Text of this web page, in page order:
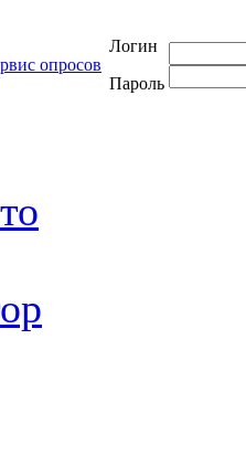
Логин
Пароль